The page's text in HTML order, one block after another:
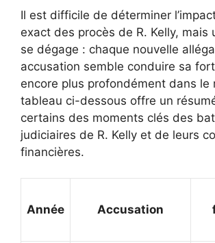
Il est difficile de déterminer
exact des procès de R. Kelly, mais
se dégage : chaque nouvelle
accusation semble conduire sa
encore plus profondément dans le
tableau ci-dessous offre un
certains des moments clés des
judiciaires de R. Kelly et de leurs
financières.
Année Accusation